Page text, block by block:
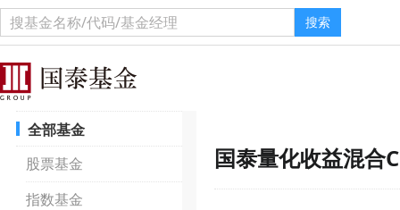
搜索
全部基金
股票基金
指数基金
国泰量化收益混合C